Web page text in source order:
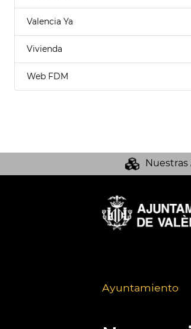
Valencia Ya
Vivienda
Web FDM
Nuestras
Ayuntamiento